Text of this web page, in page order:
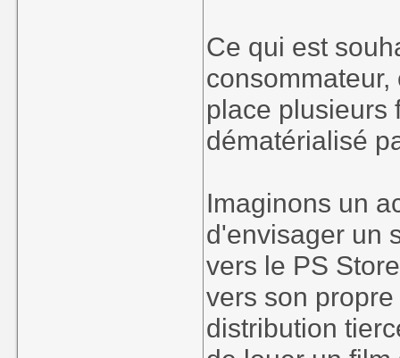
Ce qui est
place plusieurs
dématérialisé
Imaginons un
d'envisager un
vers le PS
vers son
distribution